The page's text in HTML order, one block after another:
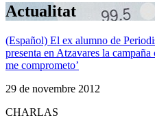
Actualitat
(Español) El ex alumno de
presenta en Atzavares la
me comprometo’
29 de novembre 2012
CHARLAS